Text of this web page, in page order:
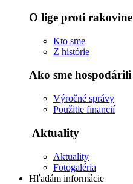
O lige proti rakovine
Kto sme
Z histórie
Ako sme hospodárili
Výročné správy
Použitie financií
Aktuality
Aktuality
Fotogaléria
Hľadám informácie